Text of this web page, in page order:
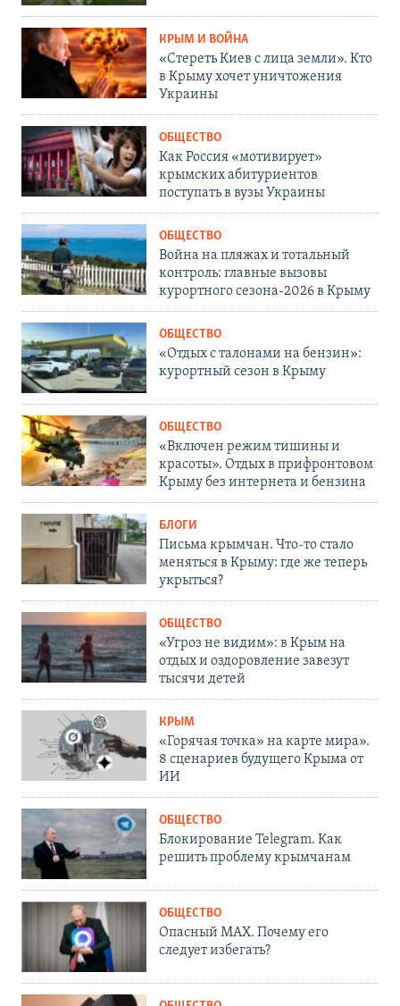
КРЫМ И ВОЙНА
«Стереть Киев с лица земли». Кто
в Крыму хочет уничтожения
Украины
ОБЩЕСТВО
Как Россия «мотивирует»
крымских абитуриентов
поступать в вузы Украины
ОБЩЕСТВО
Война на пляжах и тотальный
контроль: главные вызовы
курортного сезона-2026 в Крыму
ОБЩЕСТВО
«Отдых с талонами на бензин»:
курортный сезон в Крыму
ОБЩЕСТВО
«Включен режим тишины и
красоты». Отдых в прифронтовом
Крыму без интернета и бензина
БЛОГИ
Письма крымчан. Что-то стало
меняться в Крыму: где же теперь
укрыться?
ОБЩЕСТВО
«Угроз не видим»: в Крым на
отдых и оздоровление завезут
тысячи детей
КРЫМ
«Горячая точка» на карте мира».
8 сценариев будущего Крыма от
ИИ
ОБЩЕСТВО
Блокирование Telegram. Как
решить проблему крымчанам
ОБЩЕСТВО
Опасный MAX. Почему его
следует избегать?